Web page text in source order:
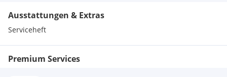
Innenraumbeleuchtung
LED-Rückleuchten
Heckspoiler in Wagenfarbe
Beschlagsensor zur automatischen Aktivierung der
Ausstattungen & Extras
Serviceheft
Premium Services